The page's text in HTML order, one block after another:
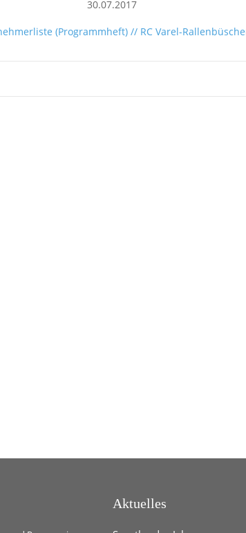
30.07.2017
(Programmheft) // RC Varel-
Aktuelles